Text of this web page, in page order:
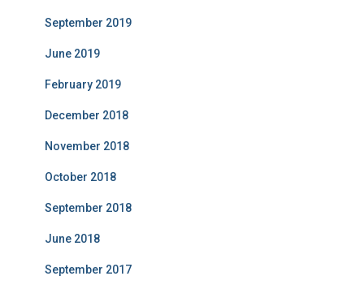
September 2019
June 2019
February 2019
December 2018
November 2018
October 2018
September 2018
June 2018
September 2017